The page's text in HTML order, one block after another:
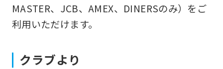
MASTER、JCB、AMEX、DINERSのみ）をご
利用いただけます。
クラブより